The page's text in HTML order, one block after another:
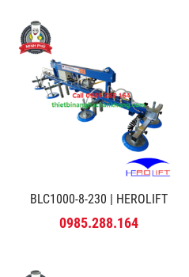
BLC1000-8-230 | HEROLIFT
0985.288.164